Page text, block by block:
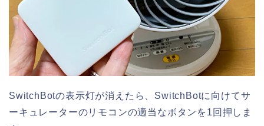
SwitchBotの表示灯が消えたら、SwitchBotに向けてサ
ーキュレーターのリモコンの適当なボタンを1回押しま